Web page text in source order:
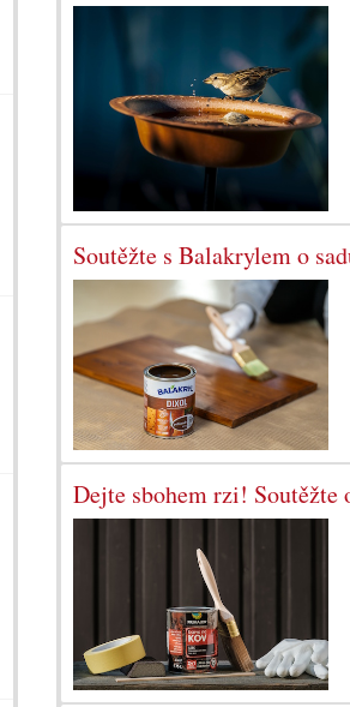
Soutěžte s Balakrylem o
Dejte sbohem rzi!